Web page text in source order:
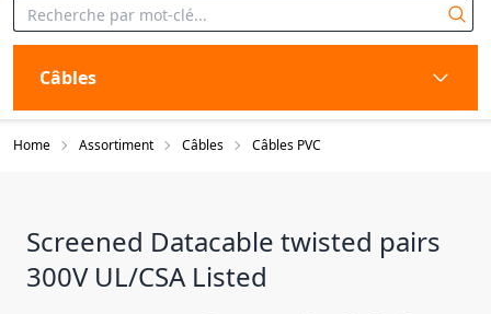
Câbles
Home Assortiment Câbles Câbles PVC
Screened Datacable twisted pairs
300V UL/CSA Listed